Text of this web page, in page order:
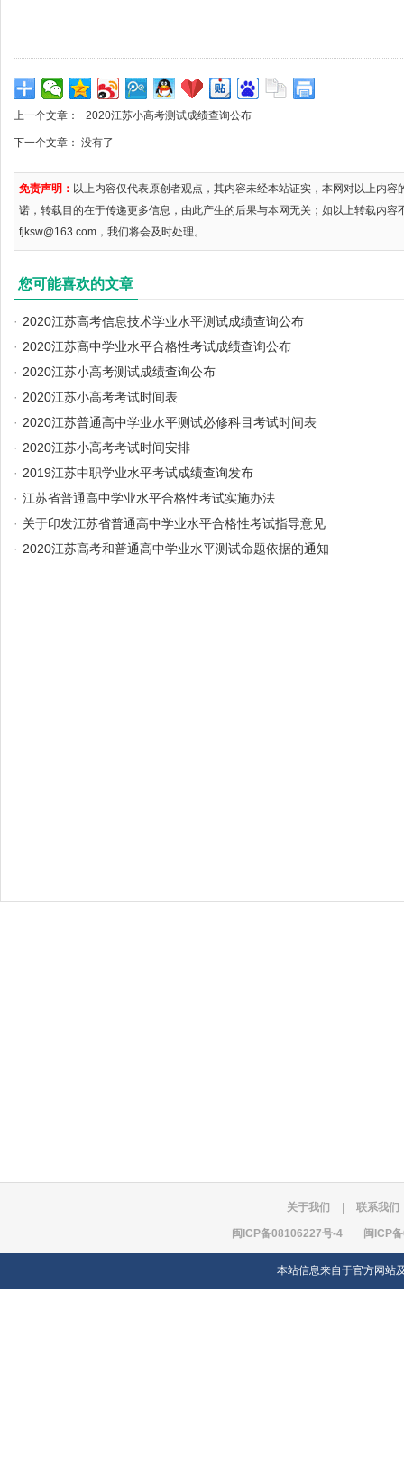
上一个文章： 2020江苏小高考测试成绩查询公布
下一个文章： 没有了
免责声明： 以上内容仅代表原创者观点，其内容未经本站证实，本网对以上内
诺，转载目的在于传递更多信息，由此产生的后果与本网无关；如以上转载内容
fjksw@163.com，我们将会及时处理。
您可能喜欢的文章
· 2020江苏高考信息技术学业水平测试成绩查询公布
· 2020江苏高中学业水平合格性考试成绩查询公布
· 2020江苏小高考测试成绩查询公布
· 2020江苏小高考考试时间表
· 2020江苏普通高中学业水平测试必修科目考试时间表
· 2020江苏小高考考试时间安排
· 2019江苏中职学业水平考试成绩查询发布
· 江苏省普通高中学业水平合格性考试实施办法
· 关于印发江苏省普通高中学业水平合格性考试指导意见
· 2020江苏高考和普通高中学业水平测试命题依据的通知
关于我们 联系我们
闽ICP备08106227号-4 闽ICP
本站信息来自于官方网站